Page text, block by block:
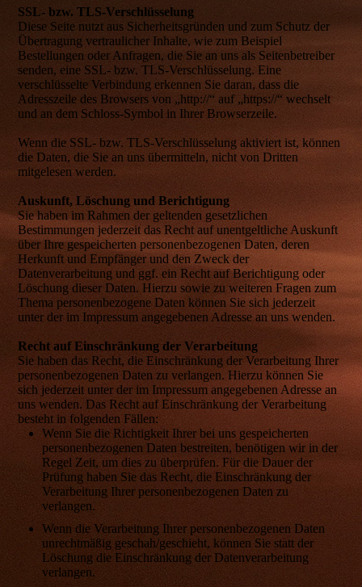
SSL- bzw. TLS-Verschlüsselung
Diese Seite nutzt aus Sicherheitsgründen und zum Schutz der
Übertragung vertraulicher Inhalte, wie zum Beispiel
Bestellungen oder Anfragen, die Sie an uns als Seitenbetreiber
senden, eine SSL- bzw. TLS-Verschlüsselung. Eine
verschlüsselte Verbindung erkennen Sie daran, dass die
Adresszeile des Browsers von „http://“ auf „https://“ wechselt
und an dem Schloss-Symbol in Ihrer Browserzeile.
Wenn die SSL- bzw. TLS-Verschlüsselung aktiviert ist, können
die Daten, die Sie an uns übermitteln, nicht von Dritten
mitgelesen werden.
Auskunft, Löschung und Berichtigung
Sie haben im Rahmen der geltenden gesetzlichen
Bestimmungen jederzeit das Recht auf unentgeltliche Auskunft
über Ihre gespeicherten personenbezogenen Daten, deren
Herkunft und Empfänger und den Zweck der
Datenverarbeitung und ggf. ein Recht auf Berichtigung oder
Löschung dieser Daten. Hierzu sowie zu weiteren Fragen zum
Thema personenbezogene Daten können Sie sich jederzeit
unter der im Impressum angegebenen Adresse an uns wenden.
Recht auf Einschränkung der Verarbeitung
Sie haben das Recht, die Einschränkung der Verarbeitung Ihrer
personenbezogenen Daten zu verlangen. Hierzu können Sie
sich jederzeit unter der im Impressum angegebenen Adresse an
uns wenden. Das Recht auf Einschränkung der Verarbeitung
besteht in folgenden Fällen:
Wenn Sie die Richtigkeit Ihrer bei uns gespeicherten
personenbezogenen Daten bestreiten, benötigen wir in der
Regel Zeit, um dies zu überprüfen. Für die Dauer der
Prüfung haben Sie das Recht, die Einschränkung der
Verarbeitung Ihrer personenbezogenen Daten zu
verlangen.
Wenn die Verarbeitung Ihrer personenbezogenen Daten
unrechtmäßig geschah/geschieht, können Sie statt der
Löschung die Einschränkung der Datenverarbeitung
verlangen.